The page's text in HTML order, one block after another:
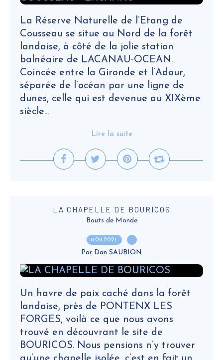
La Réserve Naturelle de l’Etang de
Cousseau se situe au Nord de la forêt
landaise, à côté de la jolie station
balnéaire de LACANAU-OCEAN.
Coincée entre la Gironde et l’Adour,
séparée de l’océan par une ligne de
dunes, celle qui est devenue au XIXème
siècle...
Lire la suite
LA CHAPELLE DE BOURICOS
Bouts de Monde
11.09.2021 …
Par Dan SAUBION
Un havre de paix caché dans la forêt
landaise, près de PONTENX LES
FORGES, voilà ce que nous avons
trouvé en découvrant le site de
BOURICOS. Nous pensions n’y trouver